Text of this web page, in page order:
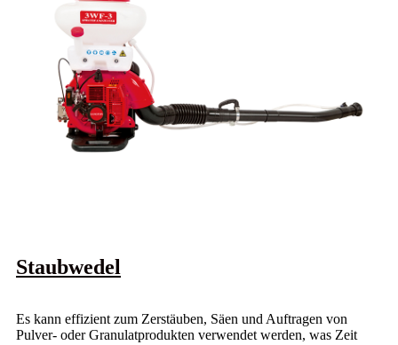
Staubwedel
Es kann effizient zum Zerstäuben, Säen und Auftragen von
Pulver- oder Granulatprodukten verwendet werden, was Zeit